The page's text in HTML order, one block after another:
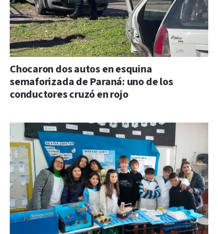
Chocaron dos autos en esquina
semaforizada de Paraná: uno de los
conductores cruzó en rojo